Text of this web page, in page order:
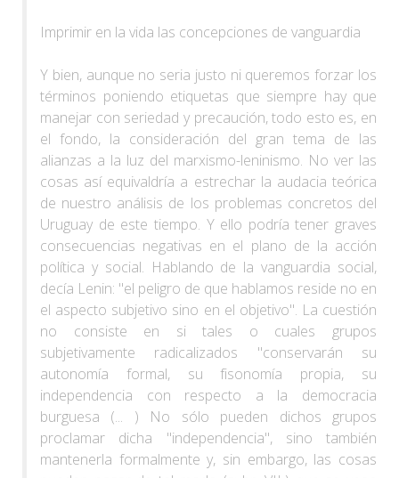
Imprimir en la vida las concepciones de vanguardia
Y bien, aunque no seria justo ni queremos forzar los
términos poniendo etiquetas que siempre hay que
manejar con seriedad y precaución, todo esto es, en
el fondo, la consideración del gran tema de las
alianzas a la luz del marxismo-leninismo. No ver las
cosas así equivaldría a estrechar la audacia teórica
de nuestro análisis de los problemas concretos del
Uruguay de este tiempo. Y ello podría tener graves
consecuencias negativas en el plano de la acción
política y social. Hablando de la vanguardia social,
decía Lenin: "el peligro de que hablamos reside no en
el aspecto subjetivo sino en el objetivo". La cuestión
no consiste en si tales o cuales grupos
subjetivamente radicalizados "conservarán su
autonomía formal, su fisonomía propia, su
independencia con respecto a la democracia
burguesa (... ) No sólo pueden dichos grupos
proclamar dicha "independencia", sino también
mantenerla formalmente y, sin embargo, las cosas